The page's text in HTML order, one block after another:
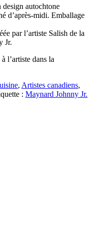
design autochtone
d’après-midi. Emballage
par l’artiste Salish de la
Jr.
l’artiste dans la
, Artistes canadiens,
: Maynard Johnny Jr.